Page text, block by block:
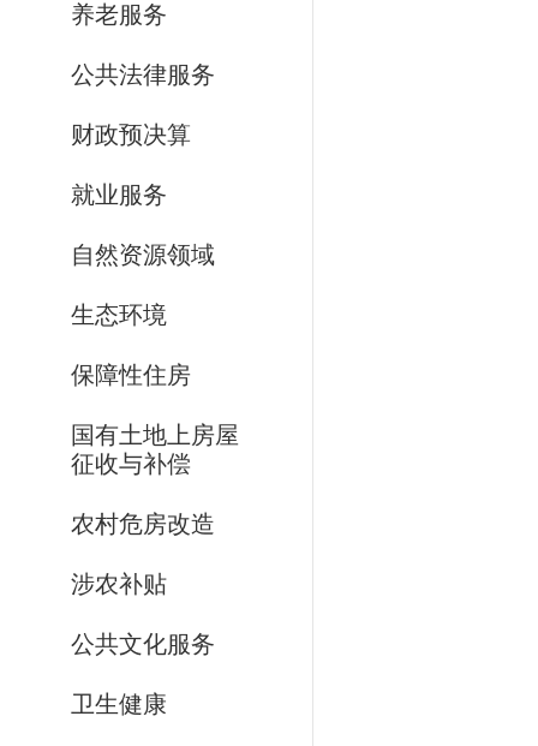
养老服务
公共法律服务
财政预决算
就业服务
自然资源领域
生态环境
保障性住房
国有土地上房屋
征收与补偿
农村危房改造
涉农补贴
公共文化服务
卫生健康